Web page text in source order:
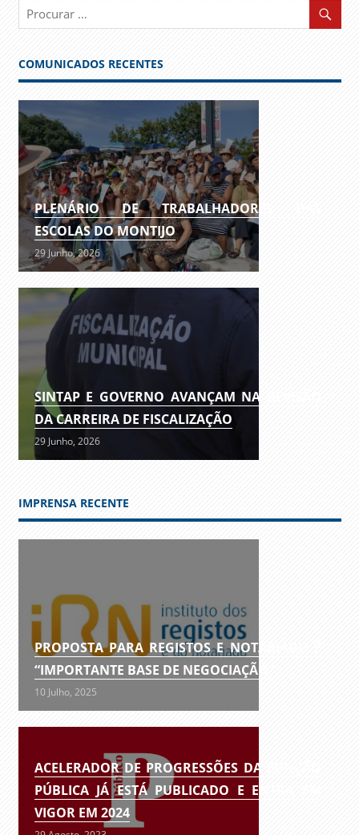
COMUNICADOS RECENTES
PLENÁRIO DE TRABALHADORES DAS
ESCOLAS DO MONTIJO
29 Junho, 2026
SINTAP E GOVERNO AVANÇAM NA REVISÃO
DA CARREIRA DE FISCALIZAÇÃO
29 Junho, 2026
IMPRENSA RECENTE
PROPOSTA PARA REGISTOS E NOTARIADO É
“IMPORTANTE BASE DE NEGOCIAÇÃO”
10 Julho, 2025
ACELERADOR DE PROGRESSÕES DA FUNÇÃO
PÚBLICA JÁ ESTÁ PUBLICADO E ENTRA EM
VIGOR EM 2024